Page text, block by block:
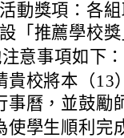
活動獎項：各
設「推薦學校
意事項如下：
貴校將本（13
事曆，並鼓勵
使學生順利完